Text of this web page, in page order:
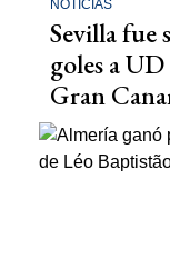
NOTICIAS
Sevilla fue
goles a
Gran